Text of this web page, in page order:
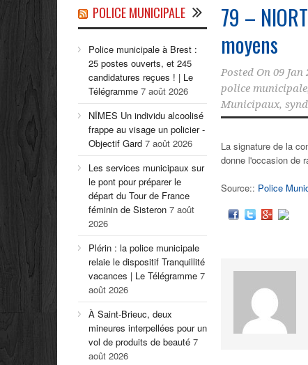
79 –
moyens
Posted On 09 Jan
police municipale,
Municipaux,
La signature de la
donne l'occasion de
Source:: Police
POLICE MUNICIPALE
Police municipale à Brest :
25 postes ouverts, et 245
candidatures reçues ! | Le
Télégramme 7 août 2026
NÎMES Un individu alcoolisé
frappe au visage un policier -
Objectif Gard 7 août 2026
Les services municipaux sur
le pont pour préparer le
départ du Tour de France
féminin de Sisteron 7 août
2026
Plérin : la police municipale
relaie le dispositif Tranquillité
vacances | Le Télégramme 7
août 2026
À Saint-Brieuc, deux
mineures interpellées pour un
vol de produits de beauté 7
août 2026